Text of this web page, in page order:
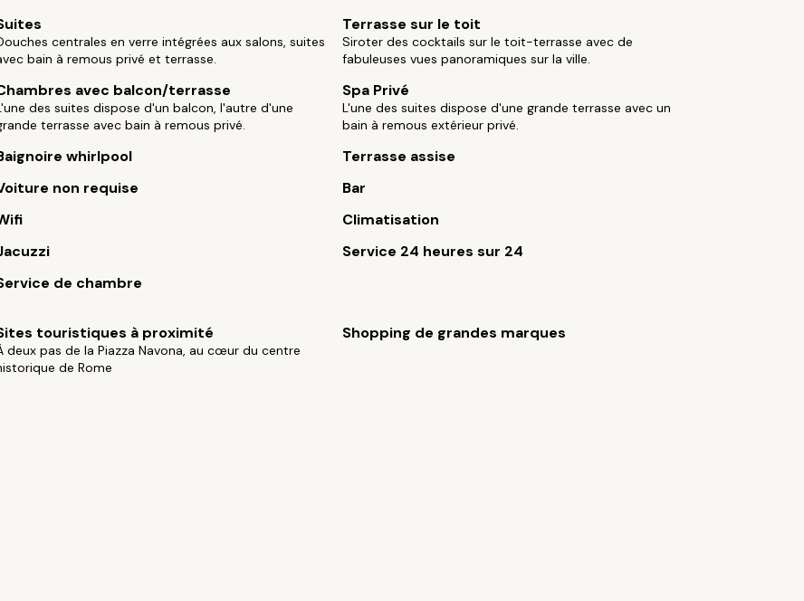
centrales en verre intégrées aux salons, suites
bain à remous privé et terrasse.
Terrasse sur le toit
Siroter des cocktails sur le toit-terrasse avec de
fabuleuses vues panoramiques sur la ville.
avec balcon/terrasse
des suites dispose d'un balcon, l'autre d'une
terrasse avec bain à remous privé.
Spa Privé
L'une des suites dispose d'une grande terrasse avec un
bain à remous extérieur privé.
whirlpool
Terrasse assise
non requise
Bar
Climatisation
Service 24 heures sur 24
de chambre
touristiques à proximité
deux pas de la Piazza Navona, au cœur du centre
de Rome
Shopping de grandes marques